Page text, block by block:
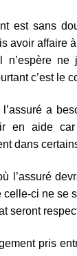
est sans
avoir affaire
n’espère ne
c’est le
a
en aide car
dans
l’assuré
celle-ci ne se
seront
pris